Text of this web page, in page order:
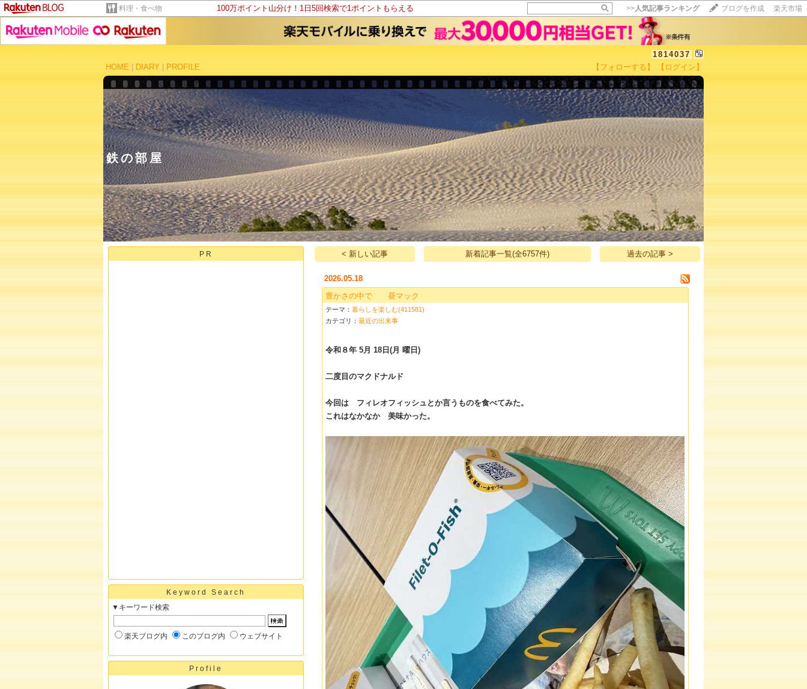
料理・食べ物 100万ポイント山分け！1日5回検索で1ポイントもらえる >>人気記事ランキング ブログを作成 楽天市場
1814037
HOME
DIARY PROFILE 【フォローする】 【ログイン】
鉄の部屋
15記事にいいね！で1ポイント
10秒滞在
いいね!
PR
Keyword Search
▼キーワード検索
楽天ブログ内 このブログ内 ウェブサイト
Profile
< 新しい記事 新着記事一覧(全6757件) 過去の記事 >
2026.05.18
豊かさの中で 昼マック
テーマ：暮らしを楽しむ(411581)
カテゴリ：最近の出来事
令和８年 5月 18日(月 曜日)
二度目のマクドナルド
今回は フィレオフィッシュとか言うものを食べてみた。
これはなかなか 美味かった。